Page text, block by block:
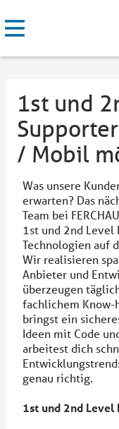
1st und
/ Mobil
Was unsere
erwarten? Das
Team bei
1st und 2nd Level
Technologien auf
Wir realisieren
Anbieter und
überzeugen
fachlichem Know-
bringst ein
Ideen mit Code
arbeitest dich
genau richtig.
1st und 2nd